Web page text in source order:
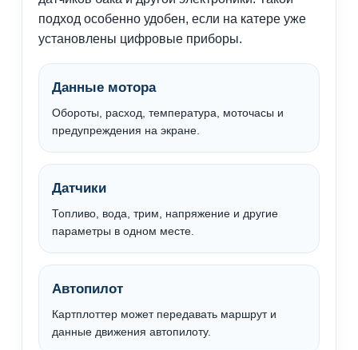
подход особенно удобен, если на катере уже
установлены цифровые приборы.
Данные мотора
Обороты, расход, температура, моточасы и
предупреждения на экране.
Датчики
Топливо, вода, трим, напряжение и другие
параметры в одном месте.
Автопилот
Картплоттер может передавать маршрут и
данные движения автопилоту.